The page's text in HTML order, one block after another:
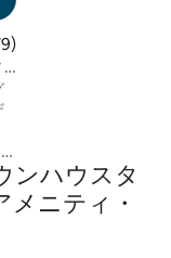
件、5つ星中4.87つ
ンハウスタ
ニティ・